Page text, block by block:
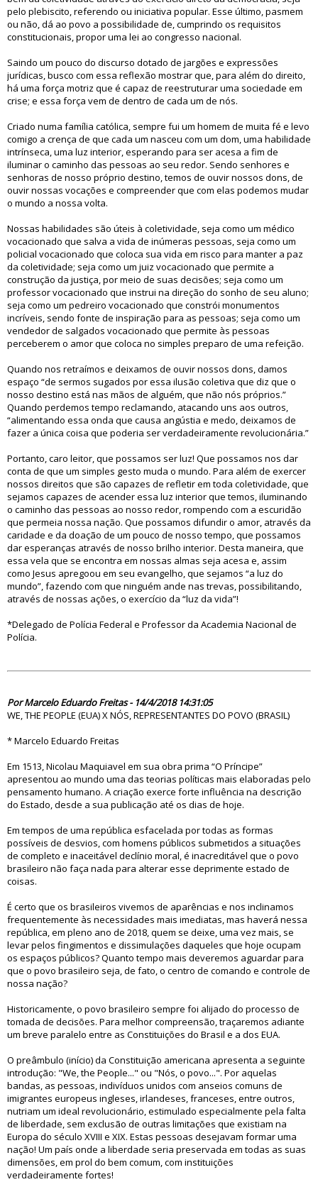
pelo plebiscito, referendo ou iniciativa popular. Esse último, pasmem
ou não, dá ao povo a possibilidade de, cumprindo os requisitos
constitucionais, propor uma lei ao congresso nacional.
Saindo um pouco do discurso dotado de jargões e expressões
jurídicas, busco com essa reflexão mostrar que, para além do direito,
há uma força motriz que é capaz de reestruturar uma sociedade em
crise; e essa força vem de dentro de cada um de nós.
Criado numa família católica, sempre fui um homem de muita fé e levo
comigo a crença de que cada um nasceu com um dom, uma habilidade
intrínseca, uma luz interior, esperando para ser acesa a fim de
iluminar o caminho das pessoas ao seu redor. Sendo senhores e
senhoras de nosso próprio destino, temos de ouvir nossos dons, de
ouvir nossas vocações e compreender que com elas podemos mudar
o mundo a nossa volta.
Nossas habilidades são úteis à coletividade, seja como um médico
vocacionado que salva a vida de inúmeras pessoas, seja como um
policial vocacionado que coloca sua vida em risco para manter a paz
da coletividade; seja como um juiz vocacionado que permite a
construção da justiça, por meio de suas decisões; seja como um
professor vocacionado que instrui na direção do sonho de seu aluno;
seja como um pedreiro vocacionado que constrói monumentos
incríveis, sendo fonte de inspiração para as pessoas; seja como um
vendedor de salgados vocacionado que permite às pessoas
perceberem o amor que coloca no simples preparo de uma refeição.
Quando nos retraímos e deixamos de ouvir nossos dons, damos
espaço “de sermos sugados por essa ilusão coletiva que diz que o
nosso destino está nas mãos de alguém, que não nós próprios.”
Quando perdemos tempo reclamando, atacando uns aos outros,
“alimentando essa onda que causa angústia e medo, deixamos de
fazer a única coisa que poderia ser verdadeiramente revolucionária.”
Portanto, caro leitor, que possamos ser luz! Que possamos nos dar
conta de que um simples gesto muda o mundo. Para além de exercer
nossos direitos que são capazes de refletir em toda coletividade, que
sejamos capazes de acender essa luz interior que temos, iluminando
o caminho das pessoas ao nosso redor, rompendo com a escuridão
que permeia nossa nação. Que possamos difundir o amor, através da
caridade e da doação de um pouco de nosso tempo, que possamos
dar esperanças através de nosso brilho interior. Desta maneira, que
essa vela que se encontra em nossas almas seja acesa e, assim
como Jesus apregoou em seu evangelho, que sejamos “a luz do
mundo”, fazendo com que ninguém ande nas trevas, possibilitando,
através de nossas ações, o exercício da “luz da vida”!
*Delegado de Polícia Federal e Professor da Academia Nacional de
Polícia.
Por Marcelo Eduardo Freitas - 14/4/2018 14:31:05
WE, THE PEOPLE (EUA) X NÓS, REPRESENTANTES DO POVO (BRASIL)
* Marcelo Eduardo Freitas
Em 1513, Nicolau Maquiavel em sua obra prima “O Príncipe”
apresentou ao mundo uma das teorias políticas mais elaboradas pelo
pensamento humano. A criação exerce forte influência na descrição
do Estado, desde a sua publicação até os dias de hoje.
Em tempos de uma república esfacelada por todas as formas
possíveis de desvios, com homens públicos submetidos a situações
de completo e inaceitável declínio moral, é inacreditável que o povo
brasileiro não faça nada para alterar esse deprimente estado de
coisas.
É certo que os brasileiros vivemos de aparências e nos inclinamos
frequentemente às necessidades mais imediatas, mas haverá nessa
república, em pleno ano de 2018, quem se deixe, uma vez mais, se
levar pelos fingimentos e dissimulações daqueles que hoje ocupam
os espaços públicos? Quanto tempo mais deveremos aguardar para
que o povo brasileiro seja, de fato, o centro de comando e controle de
nossa nação?
Historicamente, o povo brasileiro sempre foi alijado do processo de
tomada de decisões. Para melhor compreensão, traçaremos adiante
um breve paralelo entre as Constituições do Brasil e a dos EUA.
O preâmbulo (início) da Constituição americana apresenta a seguinte
introdução: "We, the People..." ou "Nós, o povo...". Por aquelas
bandas, as pessoas, indivíduos unidos com anseios comuns de
imigrantes europeus ingleses, irlandeses, franceses, entre outros,
nutriam um ideal revolucionário, estimulado especialmente pela falta
de liberdade, sem exclusão de outras limitações que existiam na
Europa do século XVIII e XIX. Estas pessoas desejavam formar uma
nação! Um país onde a liberdade seria preservada em todas as suas
dimensões, em prol do bem comum, com instituições
verdadeiramente fortes!